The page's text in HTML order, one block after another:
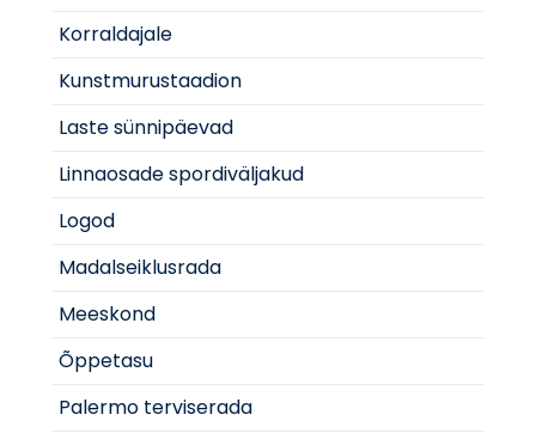
Korraldajale
Kunstmurustaadion
Laste sünnipäevad
Linnaosade spordiväljakud
Logod
Madalseiklusrada
Meeskond
Õppetasu
Palermo terviserada